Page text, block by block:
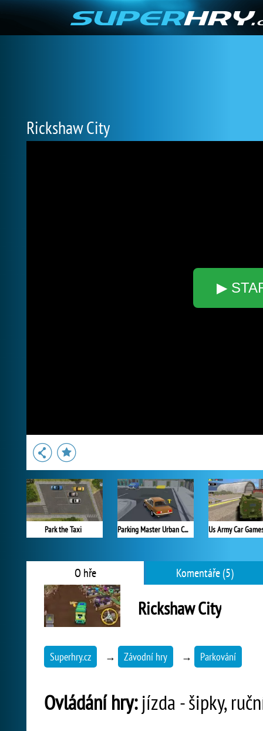
Rickshaw City
▶
Park the Taxi Parking Master Urban Challenges
O hře Komentáře (5)
Rickshaw City
Superhry.cz → Závodní hry → Parkování
Ovládání hry:jízda - šipky,